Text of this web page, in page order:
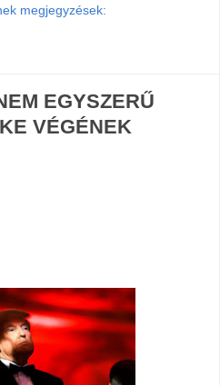
megjegyzések:
EGYSZERŰ
VÉGÉNEK